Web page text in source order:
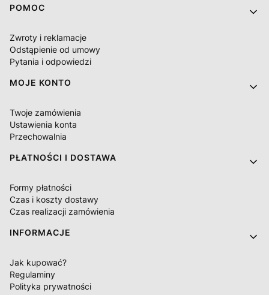
Linki w stopce
POMOC
Zwroty i reklamacje
Odstąpienie od umowy
Pytania i odpowiedzi
MOJE KONTO
Twoje zamówienia
Ustawienia konta
Przechowalnia
PŁATNOŚCI I DOSTAWA
Formy płatności
Czas i koszty dostawy
Czas realizacji zamówienia
INFORMACJE
Jak kupować?
Regulaminy
Polityka prywatności